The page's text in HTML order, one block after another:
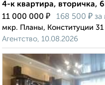
4-к квартира, вторичка,
11 000 000 ₽ 168 500 ₽ за
мкр. Планы, Конституции 31
Агентство, 10.08.2026